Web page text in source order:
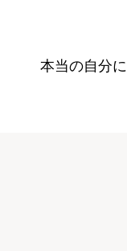
本当の自分